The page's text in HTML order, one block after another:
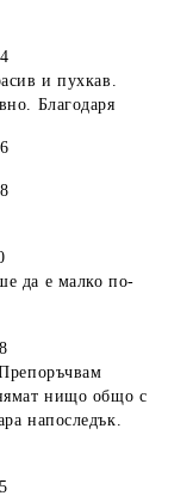
и пухкав.
Благодаря
да е малко по-
нищо общо с
напоследък.